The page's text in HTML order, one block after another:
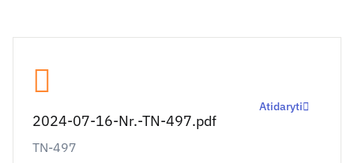
2024-07-16-Nr.-TN-497.pdf
TN-497
Atidaryti